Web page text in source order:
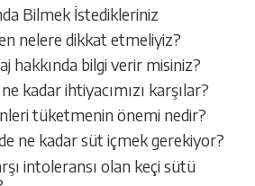
Bilmek İstedikleriniz
nelere dikkat etmeliyiz?
hakkında bilgi verir misiniz?
kadar ihtiyacımızı karşılar?
tüketmenin önemi nedir?
ne kadar süt içmek gerekiyor?
intoleransı olan keçi sütü